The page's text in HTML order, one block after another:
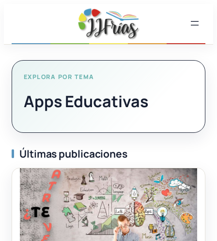
EXPLORA POR TEMA
Apps Educativas
Últimas publicaciones